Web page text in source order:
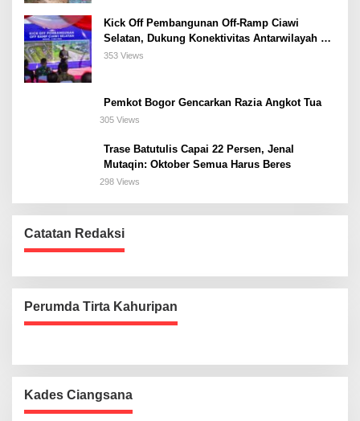
Kick Off Pembangunan Off-Ramp Ciawi
Selatan, Dukung Konektivitas Antarwilayah di
Bogor Selatan
353 Views
Pemkot Bogor Gencarkan Razia Angkot Tua
305 Views
Trase Batutulis Capai 22 Persen, Jenal
Mutaqin: Oktober Semua Harus Beres
298 Views
Catatan Redaksi
Perumda Tirta Kahuripan
Kades Ciangsana